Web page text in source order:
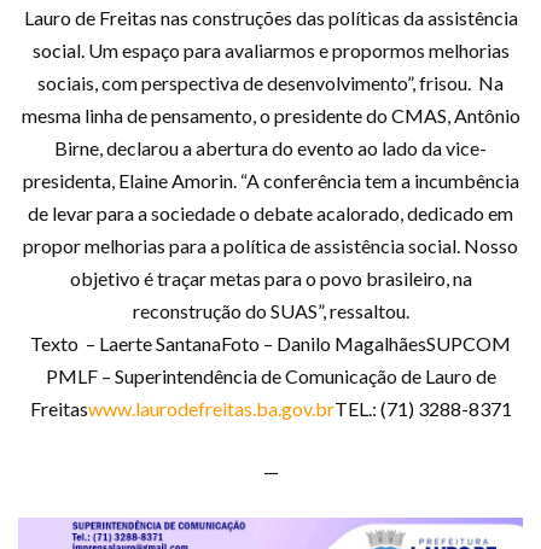
Lauro de Freitas nas construções das políticas da assistência
social. Um espaço para avaliarmos e propormos melhorias
sociais, com perspectiva de desenvolvimento”, frisou. Na
mesma linha de pensamento, o presidente do CMAS, Antônio
Birne, declarou a abertura do evento ao lado da vice-
presidenta, Elaine Amorin. “A conferência tem a incumbência
de levar para a sociedade o debate acalorado, dedicado em
propor melhorias para a política de assistência social. Nosso
objetivo é traçar metas para o povo brasileiro, na
reconstrução do SUAS”, ressaltou.
Texto – Laerte SantanaFoto – Danilo MagalhãesSUPCOM
PMLF – Superintendência de Comunicação de Lauro de
Freitaswww.laurodefreitas.ba.gov.brTEL.: (71) 3288-8371
—